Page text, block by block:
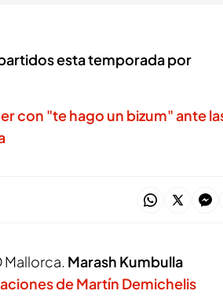
esta temporada por
con "te hago un bizum" ante
Mallorca. Marash Kumbulla
de Martín Demichelis